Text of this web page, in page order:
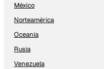
México
Norteamérica
Oceanía
Rusia
Venezuela